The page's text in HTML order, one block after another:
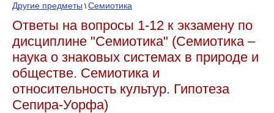
Другие предметы \Семиотика
Ответы на вопросы 1-12 к экзамену по
дисциплине "Семиотика" (Семиотика –
наука о знаковых системах в природе и
обществе. Семиотика и
относительность культур. Гипотеза
Сепира-Уорфа)